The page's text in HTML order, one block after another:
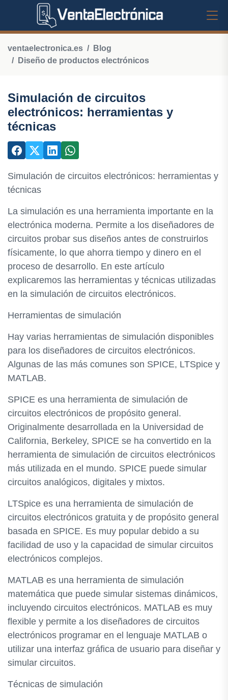
ventaelectronica.es
Blog
Diseño de productos electrónicos
Simulación de circuitos
electrónicos: herramientas y
técnicas
Simulación de circuitos electrónicos: herramientas y
técnicas
La simulación es una herramienta importante en la
electrónica moderna. Permite a los diseñadores de
circuitos probar sus diseños antes de construirlos
físicamente, lo que ahorra tiempo y dinero en el
proceso de desarrollo. En este artículo
explicaremos las herramientas y técnicas utilizadas
en la simulación de circuitos electrónicos.
Herramientas de simulación
Hay varias herramientas de simulación disponibles
para los diseñadores de circuitos electrónicos.
Algunas de las más comunes son SPICE, LTSpice y
MATLAB.
SPICE es una herramienta de simulación de
circuitos electrónicos de propósito general.
Originalmente desarrollada en la Universidad de
California, Berkeley, SPICE se ha convertido en la
herramienta de simulación de circuitos electrónicos
más utilizada en el mundo. SPICE puede simular
circuitos analógicos, digitales y mixtos.
LTSpice es una herramienta de simulación de
circuitos electrónicos gratuita y de propósito general
basada en SPICE. Es muy popular debido a su
facilidad de uso y la capacidad de simular circuitos
electrónicos complejos.
MATLAB es una herramienta de simulación
matemática que puede simular sistemas dinámicos,
incluyendo circuitos electrónicos. MATLAB es muy
flexible y permite a los diseñadores de circuitos
electrónicos programar en el lenguaje MATLAB o
utilizar una interfaz gráfica de usuario para diseñar y
simular circuitos.
Técnicas de simulación